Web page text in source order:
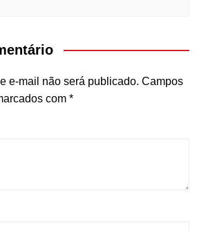
e-mail não será publicado. Campos
com *